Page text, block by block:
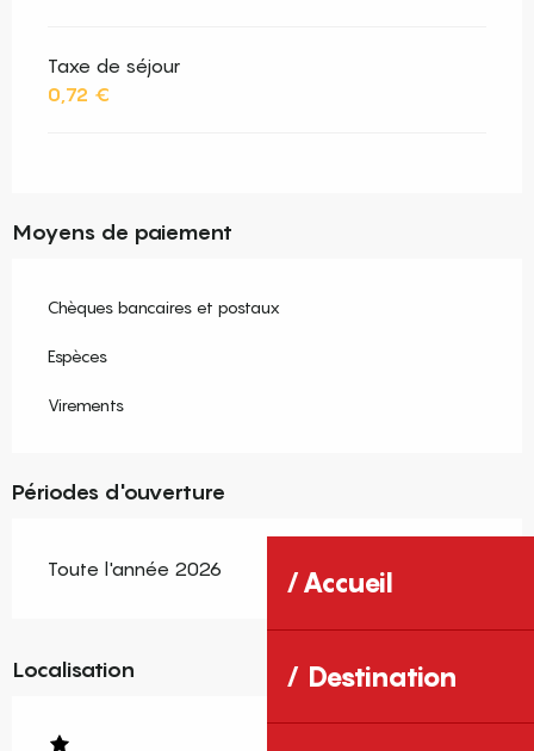
Accueil
Destination
Taxe de séjour
0,72 €
Moyens de paiement
Chèques bancaires et postaux
Espèces
Virements
Périodes d'ouverture
Toute l'année 2026
Localisation